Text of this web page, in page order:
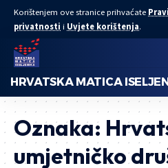
Korištenjem ove stranice prihvaćate
privatnosti i Uvjete korištenja.
HRVATSKA MATICA
Oznaka:
umjetničko